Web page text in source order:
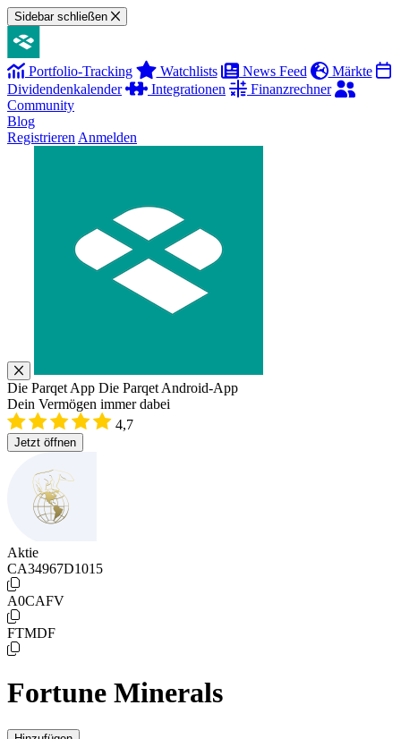
Sidebar schließen
Portfolio-Tracking Watchlists News Feed
Märkte
Dividendenkalender
Integrationen
Finanzrechner
Community
Blog
Registrieren Anmelden
Die Parqet App Die Parqet Android-App
Dein Vermögen immer dabei
4,7
Jetzt öffnen
Aktie
CA34967D1015
A0CAFV
FTMDF
Fortune Minerals